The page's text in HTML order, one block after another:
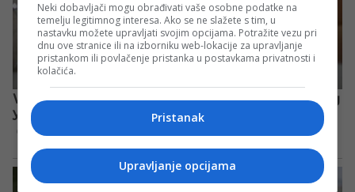
Neki dobavljači mogu obrađivati vaše osobne podatke na
temelju legitimnog interesa. Ako se ne slažete s tim, u
nastavku možete upravljati svojim opcijama. Potražite vezu pri
dnu ove stranice ili na izborniku web-lokacije za upravljanje
pristankom ili povlačenje pristanka u postavkama privatnosti i
kolačića.
Pristanak
Upravljanje opcijama